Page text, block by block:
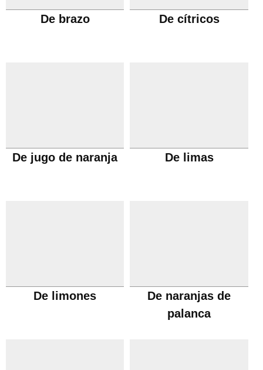
De brazo De cítricos
De jugo de naranja De limas
De limones
De naranjas de
palanca